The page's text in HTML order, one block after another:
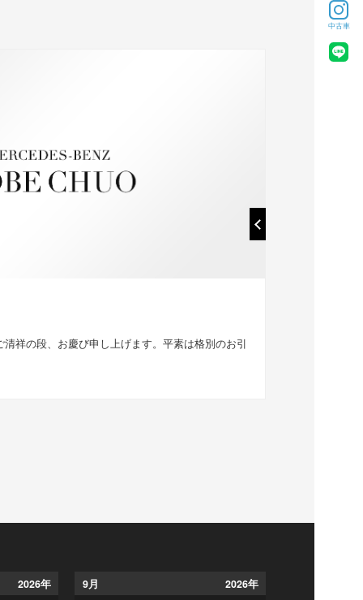
祥の段、お慶び申し上げます。平素は格別のお引
05
2026年 9月 2026年
中古車